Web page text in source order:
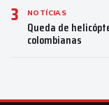
3 NOTÍCIAS
Queda de
colombianas